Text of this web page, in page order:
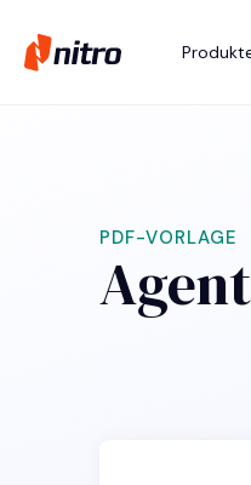
PDF-VORLAGE